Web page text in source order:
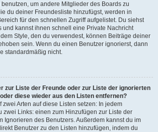
um andere Mitglieder des Boards zu
du deiner Freundesliste hinzufügst, werden in
für den schnellen Zugriff aufgelistet. Du siehst
und kannst ihnen schnell eine Private Nachricht
Style, den du verwendest, können Beiträge deiner
sein. Wenn du einen Benutzer ignorierst, dann
standardmäßig nicht.
zur Liste der Freunde oder zur Liste der ignorierten
diese wieder aus den Listen entfernen?
zwei Arten auf diese Listen setzen: In jedem
zwei Links: einen zum Hinzufügen zur Liste der
Ignorieren des Benutzers. Außerdem kannst du im
Benutzer zu den Listen hinzufügen, indem du